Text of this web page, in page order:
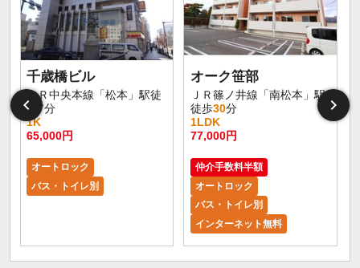
千歳橋ビル
ＪＲ中央本線「松本」駅徒
歩
7分
1K
65,000円
オートロック
バス・トイレ別
オーク笹部
ＪＲ篠ノ井線「南松本」駅
徒歩30分
1LDK
77,000円
仲介手数料半額
オートロック
バス・トイレ別
インターネット無料